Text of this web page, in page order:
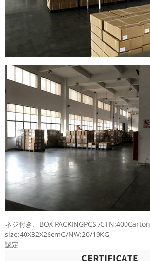
ネジ付き、BOX PACKINGPCS /CTN:400Carton
size:40X32X26cmG/NW:20/19KG
認定